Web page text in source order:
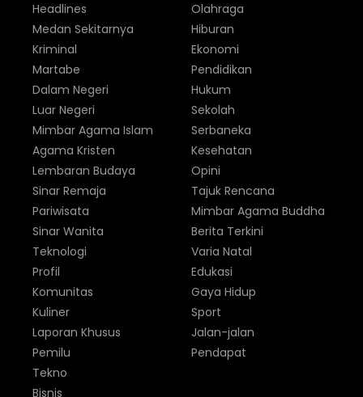
Headlines
Medan Sekitarnya
Kriminal
Martabe
Dalam Negeri
Luar Negeri
Olahraga
Hiburan
Ekonomi
Pendidikan
Hukum
Sekolah
Mimbar Agama Islam
Agama Kristen
Lembaran Budaya
Sinar Remaja
Pariwisata
Sinar Wanita
Serbaneka
Kesehatan
Opini
Tajuk Rencana
Mimbar Agama Buddha
Berita Terkini
Teknologi
Profil
Komunitas
Kuliner
Laporan Khusus
Pemilu
Varia Natal
Edukasi
Gaya Hidup
Sport
Jalan-jalan
Pendapat
Tekno
Bisnis